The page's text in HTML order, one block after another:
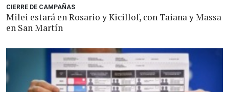
CIERRE DE CAMPAÑAS
Milei estará en Rosario y Kicillof, con Taiana y Massa
en San Martín